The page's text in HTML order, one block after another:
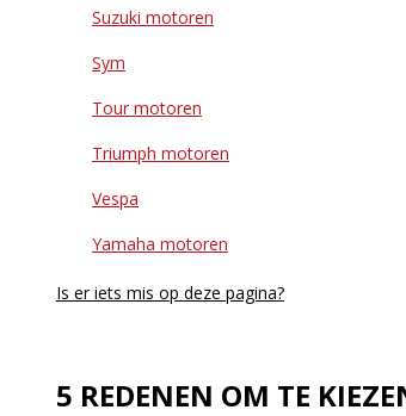
Suzuki motoren
Sym
Tour motoren
Triumph motoren
Vespa
Yamaha motoren
Is er iets mis op deze pagina?
5 REDENEN OM TE